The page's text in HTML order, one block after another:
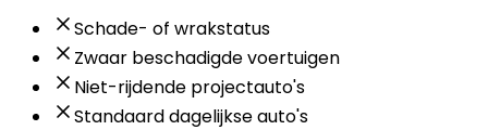
Schade- of wrakstatus
Zwaar beschadigde voertuigen
Niet-rijdende projectauto's
Standaard dagelijkse auto's